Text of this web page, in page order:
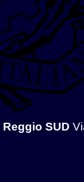
Reggio SUD